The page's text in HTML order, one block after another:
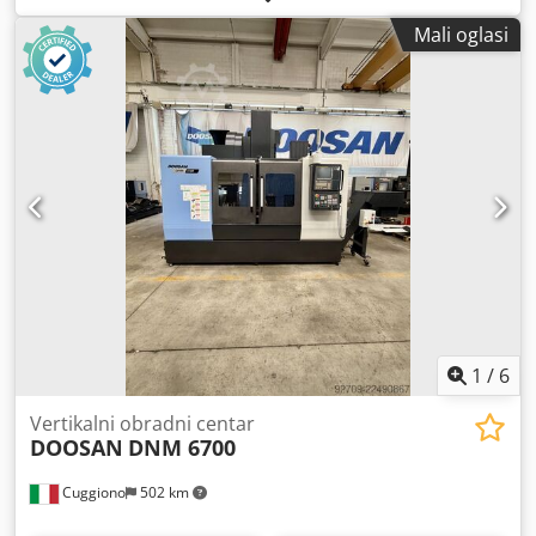
izvrsnom stanju. Sastoji se od 6 uređaja za ugradnju listova
+ uređaja za ugradnju korica. Crsdpozr Halsfx Abujf Šivaća
stanica s 2 glave. Trozona (rezač). Kontrola podizanja
otisnutih listova, duljine korica. DODATNA OPREMA:
dvostrani rez po sredini.
Mali oglasi
1 / 6
Cuggiono 502 km
Vertikalni obradni centar
DOOSAN DNM 6700